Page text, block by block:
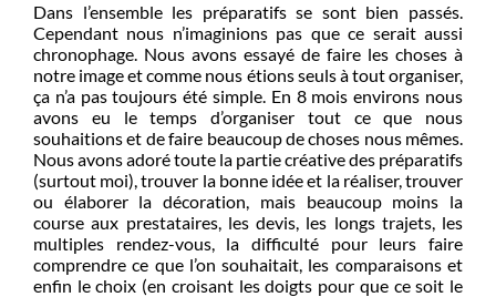
Dans l’ensemble les préparatifs se sont bien passés.
Cependant nous n’imaginions pas que ce serait aussi
chronophage. Nous avons essayé de faire les choses à
notre image et comme nous étions seuls à tout organiser,
ça n’a pas toujours été simple. En 8 mois environs nous
avons eu le temps d’organiser tout ce que nous
souhaitions et de faire beaucoup de choses nous mêmes.
Nous avons adoré toute la partie créative des préparatifs
(surtout moi), trouver la bonne idée et la réaliser, trouver
ou élaborer la décoration, mais beaucoup moins la
course aux prestataires, les devis, les longs trajets, les
multiples rendez-vous, la difficulté pour leurs faire
comprendre ce que l’on souhaitait, les comparaisons et
enfin le choix (en croisant les doigts pour que ce soit le